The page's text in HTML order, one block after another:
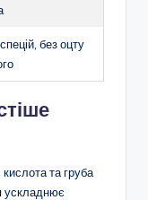
без оцту
та груба
ускладнює